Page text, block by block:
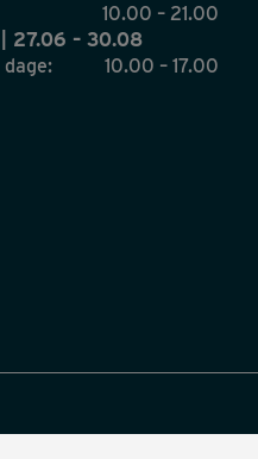
10.00 – 21.00
27.06 – 30.08
10.00 – 17.00